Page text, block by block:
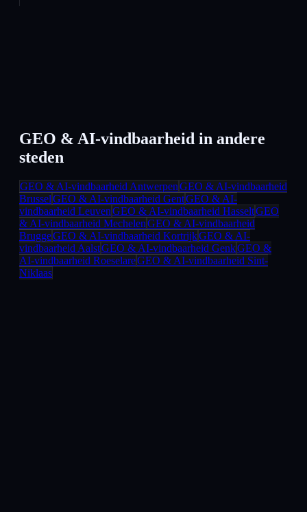
GEO & AI-vindbaarheid in andere
steden
GEO & AI-vindbaarheid AntwerpenGEO & AI-vindbaarheid
BrusselGEO & AI-vindbaarheid GentGEO & AI-
vindbaarheid LeuvenGEO & AI-vindbaarheid HasseltGEO
& AI-vindbaarheid MechelenGEO & AI-vindbaarheid
BruggeGEO & AI-vindbaarheid KortrijkGEO & AI-
vindbaarheid AalstGEO & AI-vindbaarheid GenkGEO &
AI-vindbaarheid RoeselareGEO & AI-vindbaarheid Sint-
Niklaas